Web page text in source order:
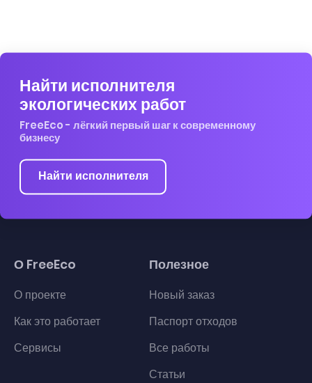
Найти исполнителя
экологических работ
FreeEco - лёгкий первый шаг к современному
бизнесу
Найти исполнителя
О FreeEco
О проекте
Как это работает
Сервисы
Полезное
Новый заказ
Паспорт отходов
Все работы
Статьи